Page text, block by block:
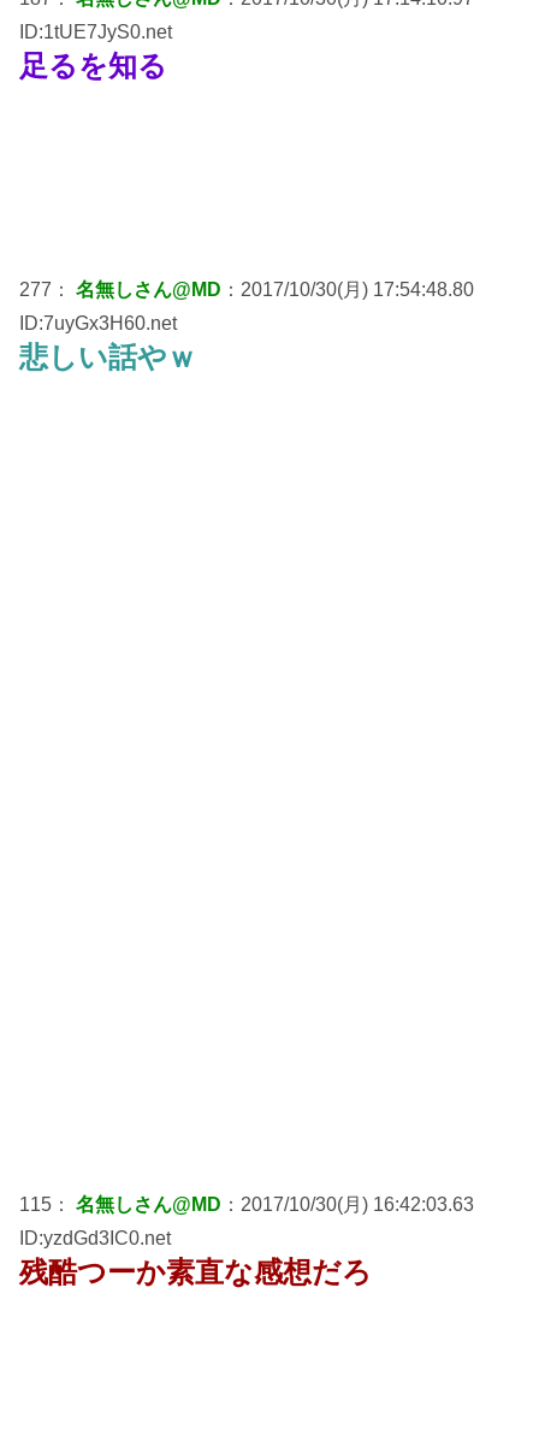
ID:1tUE7JyS0.net
足るを知る
277： 名無しさん@MD ：2017/10/30(月) 17:54:48.80
ID:7uyGx3H60.net
悲しい話やｗ
115： 名無しさん@MD ：2017/10/30(月) 16:42:03.63
ID:yzdGd3IC0.net
残酷つーか素直な感想だろ